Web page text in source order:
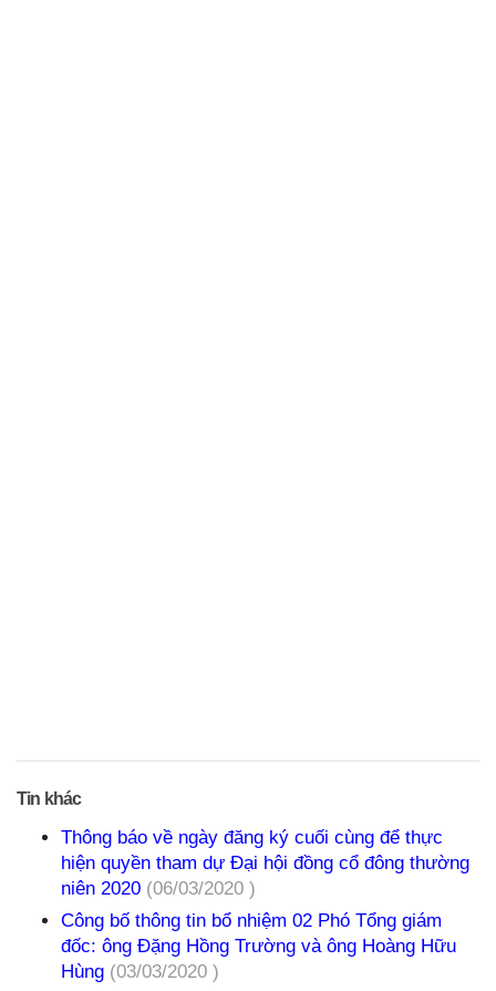
Tin khác
Thông báo về ngày đăng ký cuối cùng để thực
hiện quyền tham dự Đại hội đồng cổ đông thường
niên 2020 (06/03/2020 )
Công bố thông tin bổ nhiệm 02 Phó Tổng giám
đốc: ông Đặng Hồng Trường và ông Hoàng Hữu
Hùng (03/03/2020 )